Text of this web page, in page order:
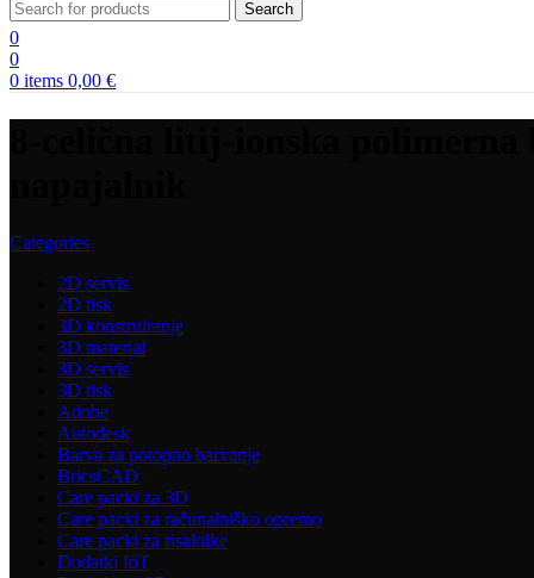
Search
0
0
0 items 0,00 €
Categories
2D servis
2D tisk
3D konstruiranje
3D material
3D servis
3D tisk
Adobe
Autodesk
Barva za potopno barvanje
BricsCAD
Care packi za 3D
Care packi za računalniško opremo
Care packi za risalnike
Dodatki IoT